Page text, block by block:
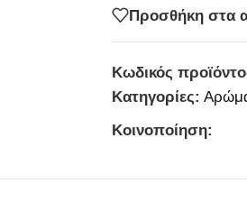
Προσθήκη στα
Κωδικός
Κατηγορίες:
Κοινοποίηση: